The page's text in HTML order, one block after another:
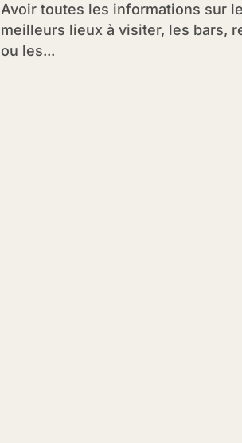
Avoir toutes les informations sur les
meilleurs lieux à visiter, les bars,
ou les...